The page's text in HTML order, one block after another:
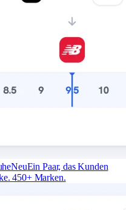
NeuEin Paar, das Kunden
450+ Marken.